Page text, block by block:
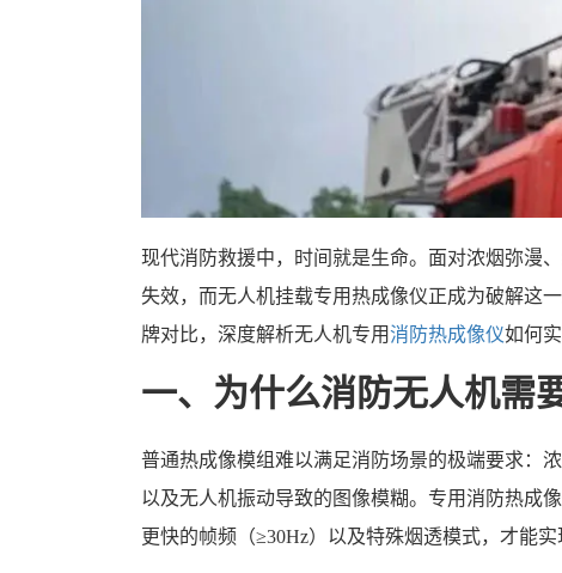
现代消防救援中，时间就是生命。面对浓烟弥漫
失效，而无人机挂载专用热成像仪正成为破解这
牌对比，深度解析无人机专用消防热成像仪如何
一、为什么消防无人机需
普通热成像模组难以满足消防场景的极端要求：
以及无人机振动导致的图像模糊。专用消防热成
更快的帧频（≥30Hz）以及特殊烟透模式，才能实